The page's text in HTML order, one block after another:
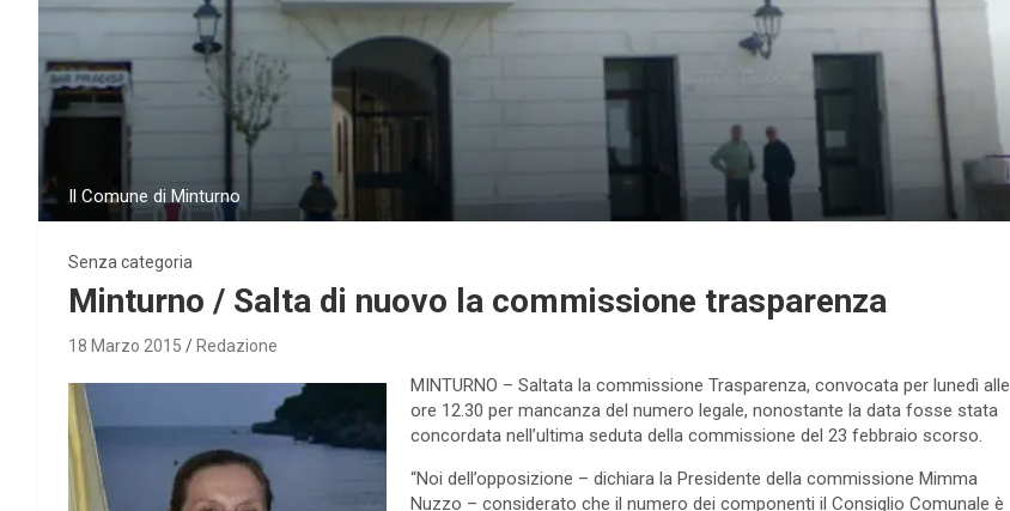
Il Comune di Minturno
Senza categoria
Minturno / Salta di nuovo la commissione trasparenza
18 Marzo 2015 Redazione
MINTURNO – Saltata la commissione Trasparenza, convocata per lunedì alle
ore 12.30 per mancanza del numero legale, nonostante la data fosse stata
concordata nell’ultima seduta della commissione del 23 febbraio scorso.
“Noi dell’opposizione – dichiara la Presidente della commissione Mimma
Nuzzo – considerato che il numero dei componenti il Consiglio Comunale è